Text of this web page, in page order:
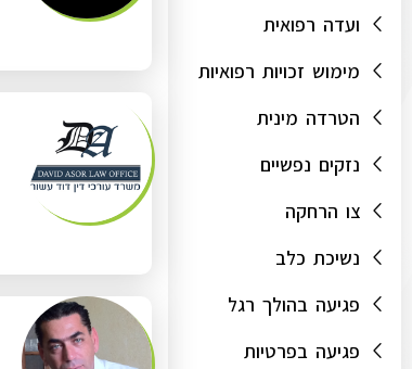
ועדה רפואית
מימוש זכויות רפואיות
הטרדה מינית
נזקים נפשיים
צו הרחקה
נשיכת כלב
פגיעה בהולך רגל
פגיעה בפרטיות